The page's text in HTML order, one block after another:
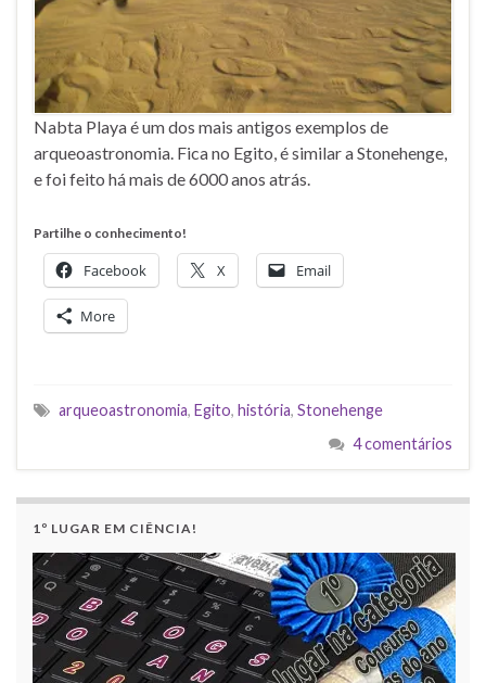
Nabta Playa é um dos mais antigos exemplos de
arqueoastronomia. Fica no Egito, é similar a Stonehenge,
e foi feito há mais de 6000 anos atrás.
Partilhe o conhecimento!
Facebook X Email
More
arqueoastronomia, Egito, história, Stonehenge
4 comentários
1º LUGAR EM CIÊNCIA!